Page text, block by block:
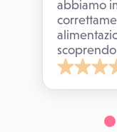
abbiamo